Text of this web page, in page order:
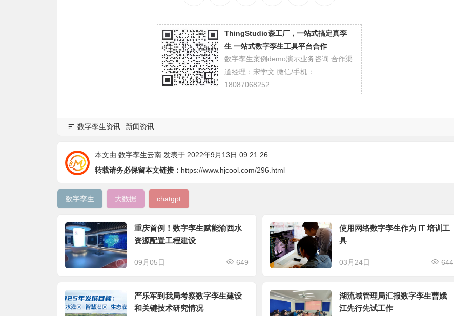
ThingStudio森工厂，一站式搞定真孪
生 一站式数字孪生工具平台合作
数字孪生案例demo演示业务咨询 合作渠
道经理：宋学文 微信/手机：
18087068252
数字孪生资讯 新闻资讯
本文由 数字孪生云南 发表于 2022年9月13日 09:21:26
转载请务必保留本文链接： https://www.hjcool.com/296.html
数字孪生 大数据 chatgpt
重庆首例！数字孪生赋能渝西水
资源配置工程建设
09月05日 649
使用网络数字孪生作为 IT 培训工
具
03月24日 644
严乐军到我局考察数字孪生建设
和关键技术研究情况
湖流域管理局汇报数字孪生曹娥
江先行先试工作